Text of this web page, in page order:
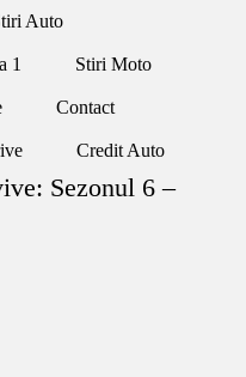
Auto
1 Stiri Moto
Contact
Credit Auto
Sezonul 6 –